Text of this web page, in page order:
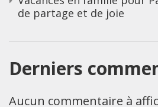
de partage et de joie
Derniers
Aucun commentaire à